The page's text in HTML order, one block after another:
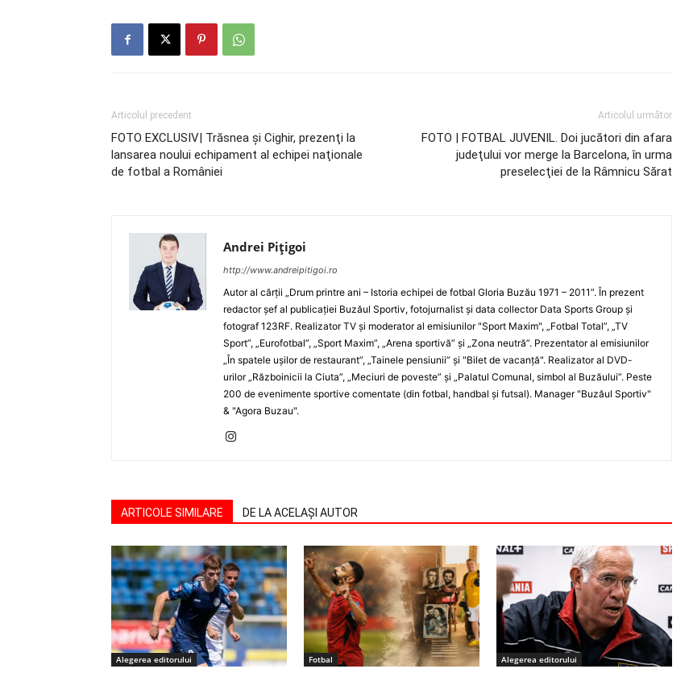
Articolul precedent
FOTO EXCLUSIV| Trăsnea şi Cighir, prezenţi la
lansarea noului echipament al echipei naţionale
de fotbal a României
Articolul următor
FOTO | FOTBAL JUVENIL. Doi jucători din afara
judeţului vor merge la Barcelona, în urma
preselecţiei de la Râmnicu Sărat
Andrei Pițigoi
http://www.andreipitigoi.ro
Autor al cărţii „Drum printre ani – Istoria echipei de fotbal Gloria Buzău 1971 – 2011”. În prezent
redactor şef al publicaţiei Buzăul Sportiv, fotojurnalist şi data collector Data Sports Group şi
fotograf 123RF. Realizator TV şi moderator al emisiunilor "Sport Maxim", „Fotbal Total”, „TV
Sport”, „Eurofotbal”, „Sport Maxim”, „Arena sportivă” şi „Zona neutră”. Prezentator al emisiunilor
„În spatele uşilor de restaurant”, „Tainele pensiunii” şi "Bilet de vacanţă". Realizator al DVD-
urilor „Războinicii la Ciuta”, „Meciuri de poveste” şi „Palatul Comunal, simbol al Buzăului”. Peste
200 de evenimente sportive comentate (din fotbal, handbal şi futsal). Manager "Buzăul Sportiv"
& "Agora Buzau".
ARTICOLE SIMILARE DE LA ACELAȘI AUTOR
Alegerea editorului Fotbal Alegerea editorului